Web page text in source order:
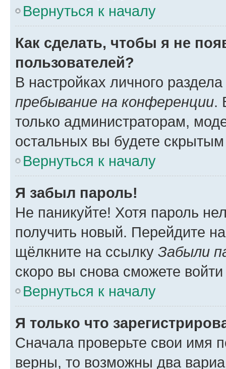
Вернуться к началу
Как сделать, чтобы я не
пользователей?
В настройках личного
пребывание на конференции.
только администраторам,
остальных вы будете
Вернуться к началу
Я забыл пароль!
Не паникуйте! Хотя пароль
получить новый. Перейдите
щёлкните на ссылку Забыли
скоро вы снова сможете
Вернуться к началу
Я только что
Сначала проверьте свои имя
верны, то возможны два